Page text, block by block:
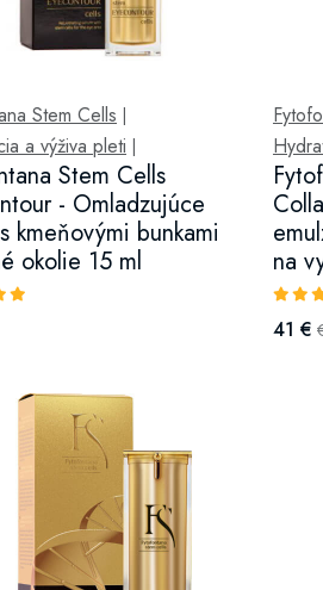
Stem Cells
a výživa pleti
Stem Cells
- Omladzujúce
kmeňovými bunkami
okolie 15 ml
na
41 €